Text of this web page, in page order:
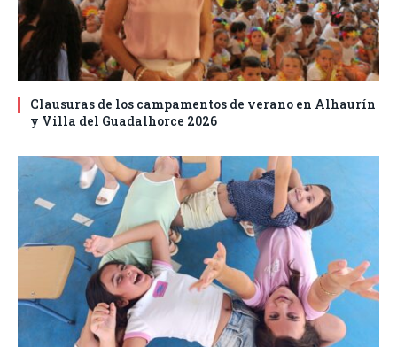
Clausuras de los campamentos de verano en Alhaurín
y Villa del Guadalhorce 2026